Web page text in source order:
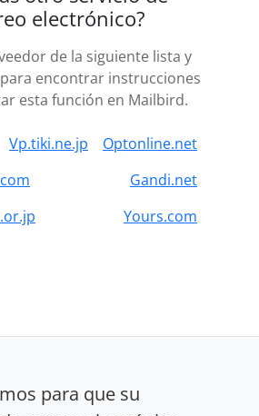
electrónico?
de la siguiente lista y
encontrar instrucciones
esta función en Mailbird.
Vp.tiki.ne.jp
Optonline.net
Gandi.net
Yours.com
para que su